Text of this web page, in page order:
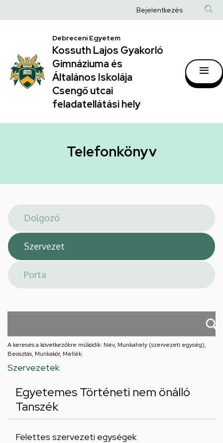
|
Kossuth
Lajos
Gyakorló
Gimnáziuma
Általános
hely
a
Anonim
fiók
Bejelentkezés
Debreceni Egyetem
Kossuth Lajos Gyakorló
Gimnáziuma és
Általános Iskolája
Csengő utcai
feladatellátási hely
Telefonkönyv
A keresés a következőkre működik: Név, Munkahely (szervezeti egység),
Beosztás, Munkakör, Mellék
Szervezetek
Egyetemes Történeti nem önálló
Tanszék
Felettes szervezeti egységek